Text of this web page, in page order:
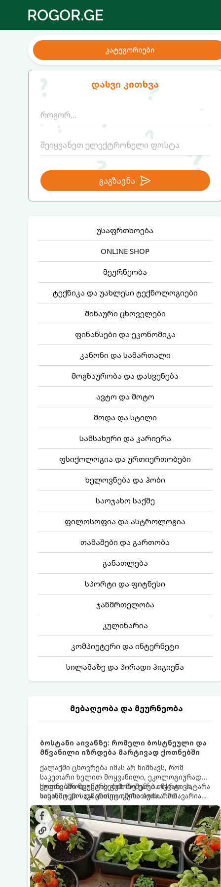
კატეგორიები
დასვი კითხვა
გაგზავნა
უსაფრთხოება
ONLINE SHOP
მეურნეობა
ტექნიკა და უახლესი ტექნოლოგიები
შინაური ცხოველები
ფინანსები და ეკონომიკა
კანონი და სამართალი
მოგზაურობა და დასვენება
ავტო და მოტო
მოდა და სტილი
სამსახური და კარიერა
ფსიქოლოგია და ურთიერთობები
ხელოვნება და ჰობი
საოჯახო საქმე
ფილოსოფია და ასტროლოგია
თამაშები და გართობა
განათლება
სპორტი და ფიტნესი
ჯანმრთელობა
კულინარია
კომპიუტერი და ინტერნეტი
სილამაზე და პირადი ჰიგიენა
მებაღეობა და მეურნეობა
ბოსტანი აივანზე: რომელი ბოსტნეული და
მწვანილი იზრდება მარტივად ქოთნებში
ქალაქში ცხოვრება იმას არ ნიშნავს, რომ
საკუთარი ხელით მოყვანილი, ეკოლოგიურად
სუფთა პროდუქტის გემოზე უარი თქვათ. პატარა
აივანიც კი საკმარისია იმისათვის, რომ
მოიწყოთ მინი-ბოსტანი, საიდანაც
ყოველდღიურად ახალ, არომატულ მწვანილსა
და ბოსტნეულს მოკრეფთ.
ქოთნებში მცენარეების მოშენება მარტივი,
სასიამოვნო და ესთეტიკური ჰობია. მთავარია
იცოდეთ, რომელი კულტურები ეგუებიან
ქოთნის პირობებს ყველაზე კარგად და როგორ
მოუაროთ მათ სწორად.